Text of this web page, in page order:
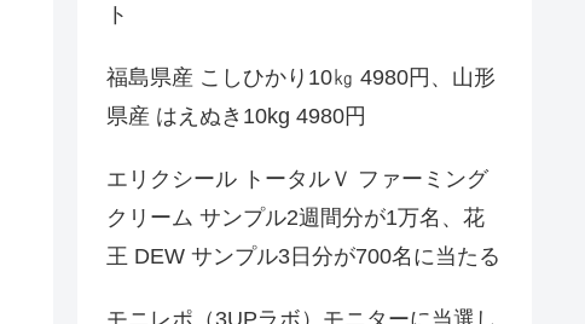
ト
福島県産 こしひかり10㎏ 4980円、山形
県産 はえぬき10kg 4980円
エリクシール トータルＶ ファーミング
クリーム サンプル2週間分が1万名、花
王 DEW サンプル3日分が700名に当たる
モニレポ（3UPラボ）モニターに当選し